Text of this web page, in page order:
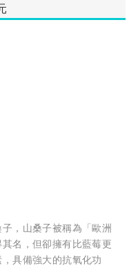
，山桑子被稱為「歐洲
名，但卻擁有比藍莓更
具備強大的抗氧化功